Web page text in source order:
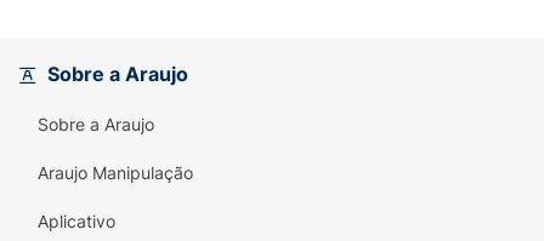
Sobre a Araujo
Sobre a Araujo
Araujo Manipulação
Aplicativo